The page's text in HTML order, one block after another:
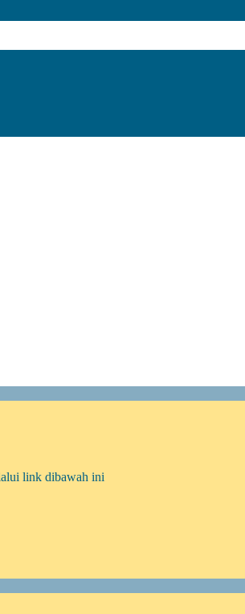
link dibawah ini